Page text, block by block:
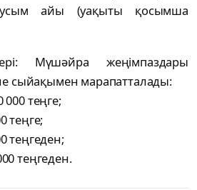
айы (уақыты қосымша
Мүшәйра жеңімпаздары
сыйақымен марапатталады:
000 теңге;
теңге;
теңгеден;
теңгеден.